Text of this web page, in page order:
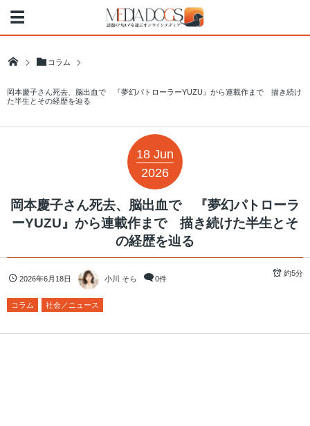
コラム
岡本慶子さん死去、脳出血で 『夢幻パトローラーYUZU』から連載作まで 描き続け
た半生とその経歴を辿る
18 Jun
2026
岡本慶子さん死去、脳出血で 『夢幻パトローラ
ーYUZU』から連載作まで 描き続けた半生とそ
の経歴を辿る
2026年6月18日 小川 そら 0件
約5分
コラム 社会／ニュース